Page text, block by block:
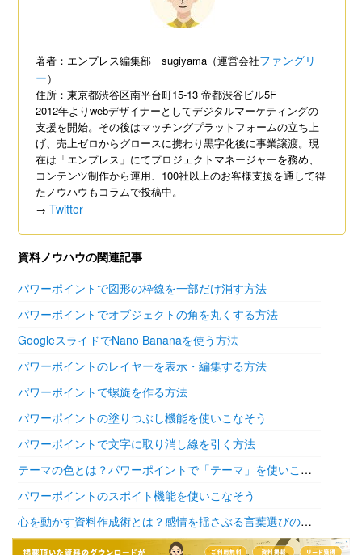
著者：エンプレス編集部 sugiyama（運営会社ファングリ
ー）
住所：東京都渋谷区南平台町15-13 帝都渋谷ビル5F
2012年よりwebデザイナーとしてデジタルマーケティングの
支援を開始。その後はマッチングプラットフォームの立ち上
げ、売上ゼロからグロースに携わり黒字化後に事業譲渡。現
在は「エンプレス」にてプロジェクトマネージャーを務め、
コンテンツ制作から運用、100社以上のお客様支援を通して得
たノウハウもコラムで投稿中。
→ Twitter
資料ノウハウの関連記事
パワーポイントで図形の枠線を一部だけ消す方法
パワーポイントでオブジェクトの角を丸くする方法
GoogleスライドでNano Bananaを使う方法
パワーポイントのレイヤーを表示・編集する方法
パワーポイントで螺旋を作る方法
パワーポイントの塗りつぶし機能を使いこなそう
パワーポイントで文字に取り消し線を引く方法
テーマの色とは？パワーポイントで「テーマ」を使いこなそう
パワーポイントのスポイト機能を使いこなそう
心を動かす資料作成術とは？感情を揺さぶる言葉選びの極意